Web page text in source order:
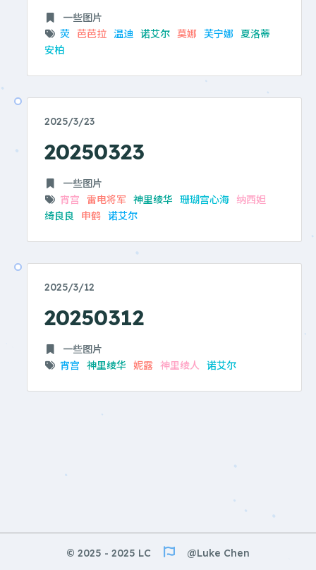
一些图片
荧 芭芭拉 温迪 诺艾尔 莫娜 芙宁娜 夏洛蒂
安柏
2025/3/23
20250323
一些图片
宵宫
雷电将军 神里绫华 珊瑚宫心海
纳西妲
绮良良
申鹤 诺艾尔
2025/3/12
20250312
一些图片
宵宫
神里绫华 妮露 神里绫人 诺艾尔
© 2025 - 2025 LC @Luke Chen